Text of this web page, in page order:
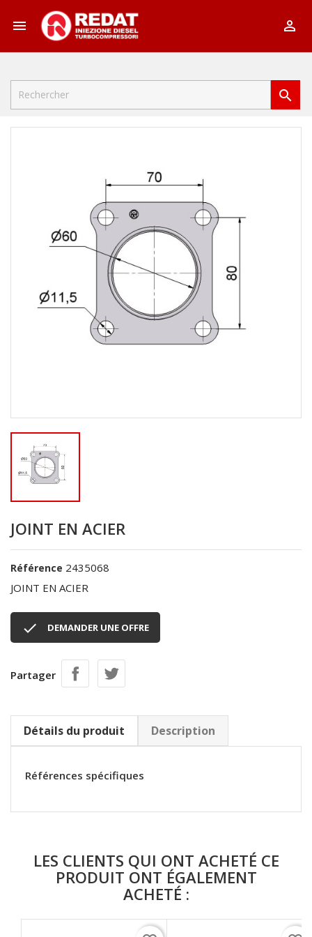
 

JOINT EN ACIER
Référence 2435068
JOINT EN ACIER
 DEMANDER UNE OFFRE
Partager
Détails du produit Description
Références spécifiques
LES CLIENTS QUI ONT ACHETÉ CE
PRODUIT ONT ÉGALEMENT
ACHETÉ :